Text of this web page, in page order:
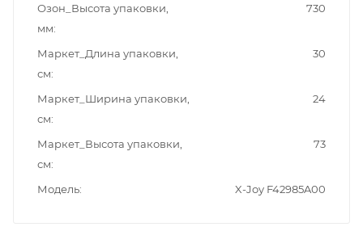
Озон_Высота упаковки,
мм
730
Маркет_Длина упаковки,
см
30
Маркет_Ширина упаковки,
см
24
Маркет_Высота упаковки,
см
73
Модель X-Joy F42985A00